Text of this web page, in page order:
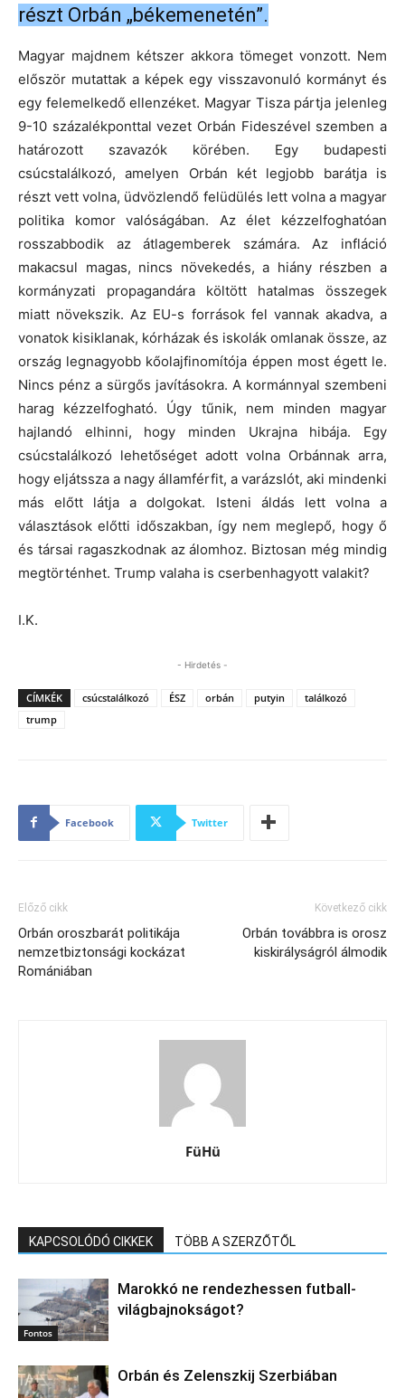
részt Orbán „békemenetén”.
Magyar majdnem kétszer akkora tömeget vonzott. Nem
először mutattak a képek egy visszavonuló kormányt és
egy felemelkedő ellenzéket. Magyar Tisza pártja jelenleg
9-10 százalékponttal vezet Orbán Fideszével szemben a
határozott szavazók körében. Egy budapesti
csúcstalálkozó, amelyen Orbán két legjobb barátja is
részt vett volna, üdvözlendő felüdülés lett volna a magyar
politika komor valóságában.
Az élet kézzelfoghatóan
rosszabbodik az átlagemberek számára.
Az infláció
makacsul magas, nincs növekedés, a hiány részben a
kormányzati propagandára költött hatalmas összegek
miatt növekszik. Az EU-s források fel vannak akadva, a
vonatok kisiklanak, kórházak és iskolák omlanak össze, az
ország legnagyobb kőolajfinomítója éppen most égett le.
Nincs pénz a sürgős javításokra. A kormánnyal szembeni
harag kézzelfogható.
Úgy tűnik, nem minden magyar
hajlandó elhinni, hogy minden Ukrajna hibája. Egy
csúcstalálkozó lehetőséget adott volna Orbánnak arra,
hogy eljátssza a nagy államférfit, a varázslót, aki mindenki
más előtt látja a dolgokat.
Isteni áldás lett volna a
választások előtti időszakban, így nem meglepő, hogy ő
és társai ragaszkodnak az álomhoz. Biztosan még mindig
megtörténhet. Trump valaha is cserbenhagyott valakit?
I.K.
- Hirdetés -
CÍMKÉK csúcstalálkozó ÉSZ orbán putyin
találkozó
trump
Facebook Twitter
Előző cikk
Orbán oroszbarát politikája
nemzetbiztonsági kockázat
Romániában
Következő cikk
Orbán továbbra is orosz
kiskirályságról álmodik
FüHü
KAPCSOLÓDÓ CIKKEK TÖBB A SZERZŐTŐL
Fontos
Marokkó ne rendezhessen futball-
világbajnokságot?
Orbán és Zelenszkij Szerbiában